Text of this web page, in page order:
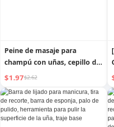
Peine de masaje para
champú con uñas, cepillo de
masaje para champú, gadget
práctico, peine para champú,
cepillo para la cabeza,
herramienta para rascar la
cabeza anti-picazón para el
$1.97$2.62